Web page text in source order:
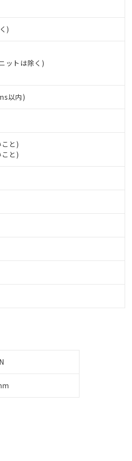
)
ットは除く)
以内)
と)
と)
録された部品リストについて、当社お
様との取引・商談に必要な範囲で利用
共同利用に関して"
の「1.共同利用者
できます。
ので、過去に遡って非含有を証明す
の対応では、対応完了までの期間は
りました。
いることから、特段のことがない限
わせください。
を公開していない機種